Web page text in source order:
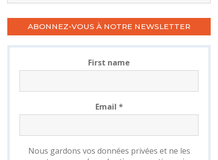
ABONNEZ-VOUS À NOTRE NEWSLETTER
First name
Email *
Nous gardons vos données privées et ne les